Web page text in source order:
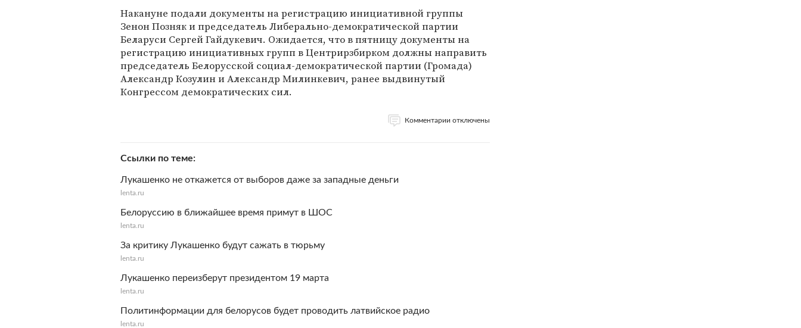
Накануне подали документы на регистрацию инициативной группы
Зенон Позняк и председатель Либерально-демократической партии
Беларуси Сергей Гайдукевич. Ожидается, что в пятницу документы на
регистрацию инициативных групп в Центрирзбирком должны направить
председатель Белорусской социал-демократической партии (Громада)
Александр Козулин и Александр Милинкевич, ранее выдвинутый
Конгрессом демократических сил.
Комментарии отключены
Ссылки по теме
Лукашенко не откажется от выборов даже за западные деньги
lenta.ru
Белоруссию в ближайшее время примут в ШОС
lenta.ru
За критику Лукашенко будут сажать в тюрьму
lenta.ru
Лукашенко переизберут президентом 19 марта
lenta.ru
Политинформации для белорусов будет проводить латвийское радио
lenta.ru